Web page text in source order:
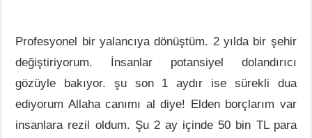
Profesyonel bir yalancıya dönüştüm. 2 yılda bir şehir
değiştiriyorum. İnsanlar potansiyel dolandırıcı
gözüyle bakıyor. şu son 1 aydır ise sürekli dua
ediyorum Allaha canımı al diye! Elden borçlarım var
insanlara rezil oldum. Şu 2 ay içinde 50 bin TL para